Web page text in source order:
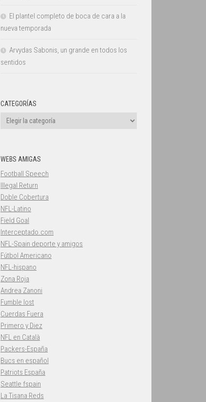
El plantel completo de boca de cara a la
nueva temporada
Arvydas Sabonis, un grande en todos los
sentidos
CATEGORÍAS
Categorías
WEBS AMIGAS
Football Speech
Illegal Return
Doble Cobertura
NFL-Latino
Field Goal
Interceptado.com
NFL-Spain deporte y amigos
Fútbol Americano
NFL-hispano
Zona Roja
Andrea Zanoni
Fumble lost
Cuerdas Fuera
Primero y Diez
NFL en Català
Packers-España
Bucs en español
Patriots España
Seattle fspain
La Tisana Reds